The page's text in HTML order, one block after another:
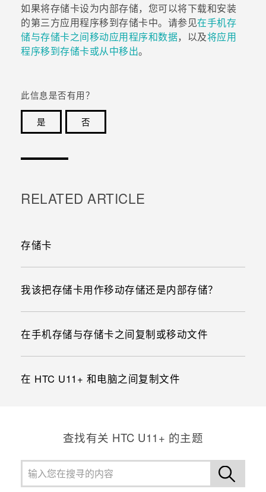
如果将存储卡设为内部存储，您可以将下载和安装
的第三方应用程序移到存储卡中。请参见在手机存
储与存储卡之间移动应用程序和数据，以及将应用
程序移到存储卡或从中移出。
此信息是否有用？
是
否
RELATED ARTICLE
存储卡
我该把存储卡用作移动存储还是内部存储？
在手机存储与存储卡之间复制或移动文件
在 HTC U11+ 和电脑之间复制文件
查找有关 HTC U11+ 的主题